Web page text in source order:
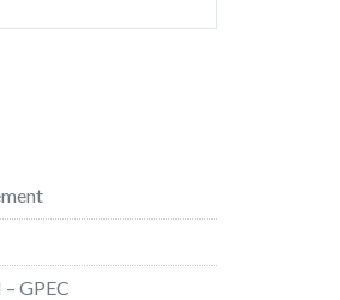
GPEC